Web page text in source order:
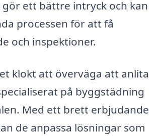
gör ett bättre intryck och kan
processen för att få
och inspektioner.
klokt att överväga att anlita
på byggstädning
Med ett brett erbjudande
de anpassa lösningar som